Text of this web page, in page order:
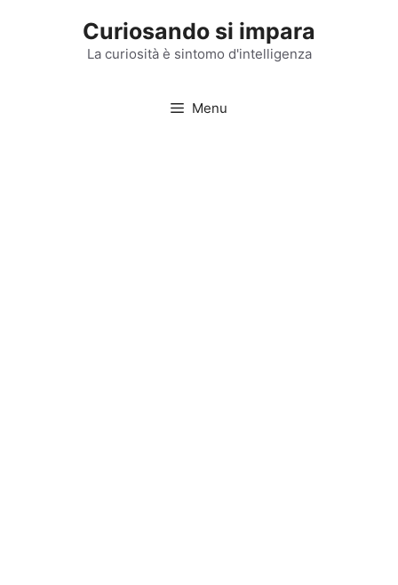
Curiosando si impara
La curiosità è sintomo d'intelligenza
Menu